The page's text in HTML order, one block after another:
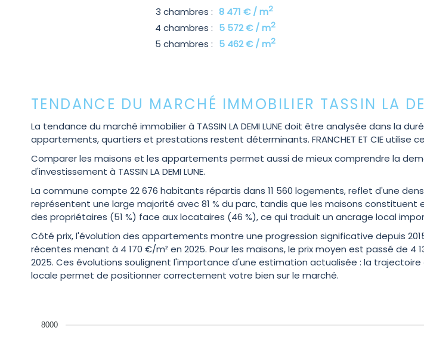
3 chambres : 8 471 € / m2
4 chambres : 5 572 € / m2
5 chambres : 5 462 € / m2
TENDANCE DU MARCHÉ IMMOBILIER TASSIN LA
La tendance du marché immobilier à TASSIN LA DEMI LUNE doit être analysée dans la
appartements, quartiers et prestations restent déterminants. FRANCHET ET CIE utilise
Comparer les maisons et les appartements permet aussi de mieux comprendre la
d'investissement à TASSIN LA DEMI LUNE.
La commune compte 22 676 habitants répartis dans 11 560 logements, reflet d'une
représentent une large majorité avec 81 % du parc, tandis que les maisons
des propriétaires (51 %) face aux locataires (46 %), ce qui traduit un ancrage local
Côté prix, l'évolution des appartements montre une progression significative depuis
récentes menant à 4 170 €/m² en 2025. Pour les maisons, le prix moyen est passé de 4
2025. Ces évolutions soulignent l'importance d'une estimation actualisée : la
locale permet de positionner correctement votre bien sur le marché.
8000